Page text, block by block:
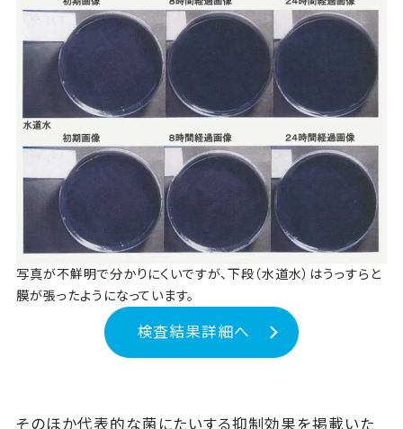
写真が不鮮明で分かりにくいですが、下段（水道水）はうっすらと
膜が張ったようになっています。
検査結果詳細へ
そのほか代表的な菌にたいする抑制効果を掲載いた